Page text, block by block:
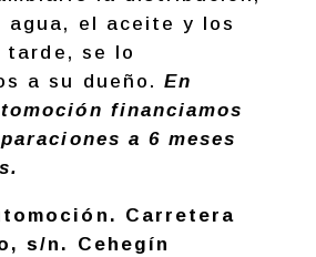
agua, el aceite y los
se lo
a su dueño. En
financiamos
a 6 meses
Carretera
s/n. Cehegín